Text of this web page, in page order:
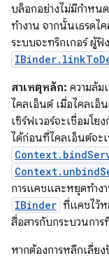
บล็อกอย่างไม่มีกำหน
ทำงาน จากนั้นเธรดไ
ระบบจะทริกเกอร์ ผู้ฟั
สาเหตุหลัก: ความล้
ไคลเอ็นต์ เมื่อไคลเอ็
เซิร์ฟเวอร์จะเชื่อมโ
ได้ก่อนที่ไคลเอ็นต์จะ
การแคชและหยุดทำง
IBinder ที่แคชไว้ห
สื่อสารกับกระบวนกา
หากต้องการหลีกเลี่ย